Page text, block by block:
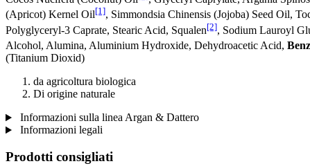
(Apricot) Kernel Oil[1], Simmondsia Chinensis (Jojoba) Seed Oil,
Polyglyceryl-3 Caprate, Stearic Acid, Squalen[2], Sodium Lauroyl
Alcohol, Alumina, Aluminium Hydroxide, Dehydroacetic Acid,
(Titanium Dioxid)
da agricoltura biologica
Di origine naturale
Informazioni sulla linea Argan & Dattero
Informazioni legali
Prodotti consigliati